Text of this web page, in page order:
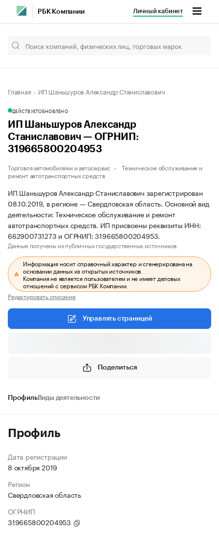
РБК Компании Личный кабинет
Главная ИП Шаньшуров Александр Станиславович
ДЕЙСТВУЕТОБНОВЛЕНО
ИП Шаньшуров Александр
Станиславович — ОГРНИП:
319665800204953
Торговля автомобилями и автосервис
Техническое обслуживание и
ремонт автотранспортных средств
ИП Шаньшуров Александр Станиславович зарегистрирован
08.10.2019, в регионе — Свердловская область. Основной вид
деятельности: Техническое обслуживание и ремонт
автотранспортных средств. ИП присвоены реквизиты ИНН:
662900731273 и ОГРНИП: 319665800204953.
Данные получены из публичных государственных источников.
Информация носит справочный характер и сгенерирована на
основании данных из открытых источников.
Компания не является пользователем и не имеет деловых
отношений с сервисом РБК Компании.
Редактировать описание
Управлять страницей
Поделиться
ПрофильВиды деятельности
Профиль
Дата регистрации
8 октября 2019
Регион
Свердловская область
ОГРНИП
319665800204953